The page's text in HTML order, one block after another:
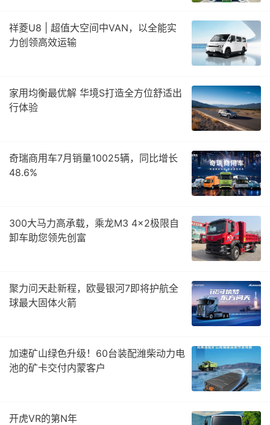
祥菱U8 | 超值大空间中VAN，以全能实
力创领高效运输
家用均衡最优解 华境S打造全方位舒适出
行体验
奇瑞商用车7月销量10025辆，同比增长
48.6%
300大马力高承载，乘龙M3 4×2极限自
卸车助您领先创富
聚力问天赴新程，欧曼银河7即将护航全
球最大固体火箭
加速矿山绿色升级！60台装配潍柴动力电
池的矿卡交付内蒙客户
开虎VR的第N年